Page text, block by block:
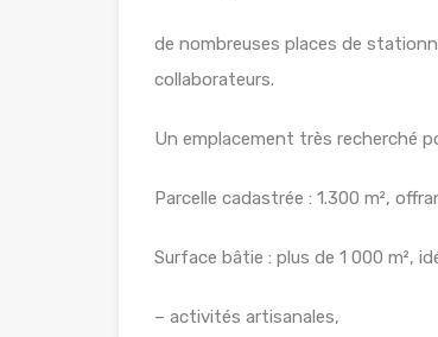
de nombreuses places de
collaborateurs.
Un emplacement très recherché
Parcelle cadastrée : 1.300 m²,
Surface bâtie : plus de 1 000 m²,
– activités artisanales,